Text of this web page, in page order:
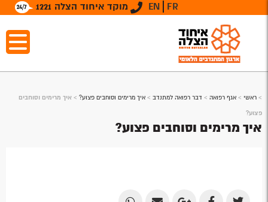
מוקד איחוד הצלה 1221 EN FR
> ראשי > אגף רפואה > דבר רפואה למתנדב > איך מרימים וסוחבים פצוע? > איך מרימים וסוחבים
פצוע?
איך מרימים וסוחבים פצוע?